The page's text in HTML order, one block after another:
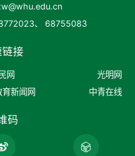
、 68755083
接
网
光明网
育新闻网 中青在线
码